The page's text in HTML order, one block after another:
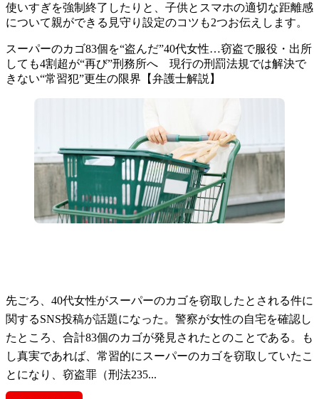
使いすぎを強制終了したりと、子供とスマホの適切な距離感
について親ができる見守り設定のコツも2つお伝えします。
スーパーのカゴ83個を“盗んだ”40代女性…窃盗で服役・出所
しても4割超が“再び”刑務所へ 現行の刑罰法規では解決で
きない“常習犯”更生の限界【弁護士解説】
先ごろ、40代女性がスーパーのカゴを窃取したとされる件に
関するSNS投稿が話題になった。警察が女性の自宅を確認し
たところ、合計83個のカゴが発見されたとのことである。も
し真実であれば、常習的にスーパーのカゴを窃取していたこ
とになり、窃盗罪（刑法235...